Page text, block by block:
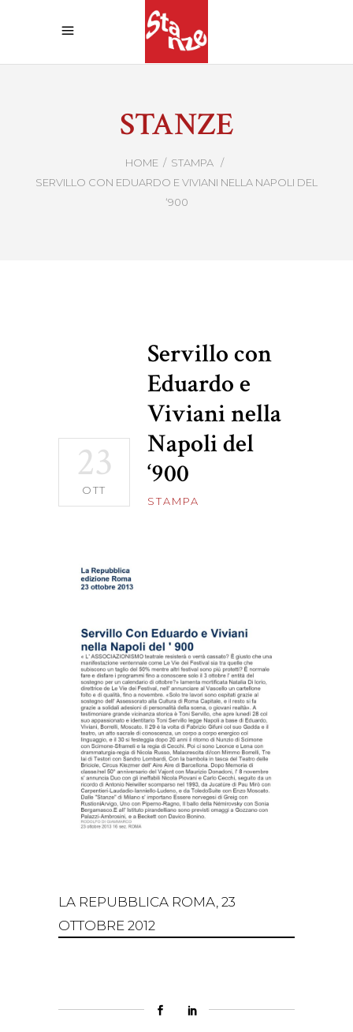
STANZE
HOME / STAMPA /
SERVILLO CON EDUARDO E VIVIANI NELLA NAPOLI DEL
‘900
23
OTT
Servillo con
Eduardo e
Viviani nella
Napoli del
‘900
STAMPA
LA REPUBBLICA ROMA, 23
OTTOBRE 2012